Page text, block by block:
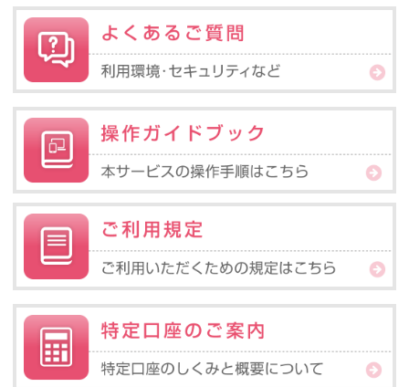
投信インターネットサービス 年末年始のサービス休止のお知
2025年12月08日
投資信託 取扱商品（ファンド）基準価額一覧 システムメンテナン
スのお知らせ
2025年10月24日
投資信託 当金庫取扱ファンド 基準価額の下落について（10月
22日）
2025年10月15日
投信インターネットサービスにおけるPC端末等の利用可能環境の
変更について
2025年10月10日
投資信託 取扱商品（ファンド）基準価額一覧 システムメンテナン
スのお知らせ
2025年08月25日
投信インターネットサービスご利用中のお客さまへ（ログインID
変更機能の追加について）